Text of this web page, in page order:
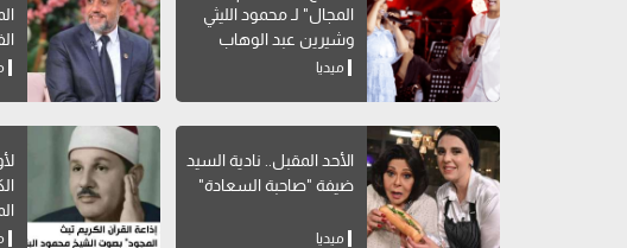
المجال" لـ محمود الليثي
وشيرين عبد الوهاب
ميديا
الأحد المقبل.. نادية السيد
ضيفة "صاحبة السعادة"
ميديا